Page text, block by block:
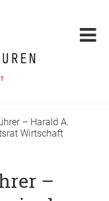
– Harald A.
Wirtschaft
–